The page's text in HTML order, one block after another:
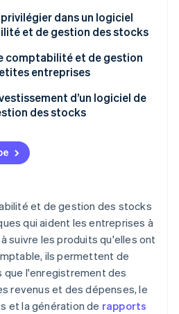
du temps
outils
ce que vous ne mesurez
conséquences
de votre entreprise
dans un logiciel
et de gestion des stocks
réel
des données financières
commandes
comptabilité et de gestion
entreprises
et stocks)
d’un logiciel de
des stocks
: ce que vous obtenez en
rapport coûts-avantages
et de gestion des stocks
qui aident les entreprises à
suivre les produits qu'elles ont
ils permettent de
l'enregistrement des
revenus et des dépenses, le
et la génération de rapports